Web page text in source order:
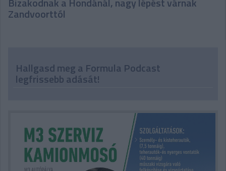
Zandvoorttól
Hallgasd meg a Formula Podcast
legfrissebb adását!